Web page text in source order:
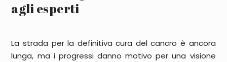
agli esperti
La strada per la definitivacura del cancroè ancora
lunga, ma i progressi danno motivo per una visione